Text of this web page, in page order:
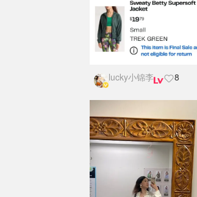
lucky小锦李 8